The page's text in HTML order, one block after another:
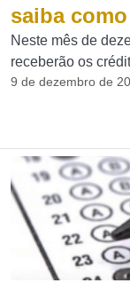
saiba
Neste mês de
receberão os
9 de dezembro de